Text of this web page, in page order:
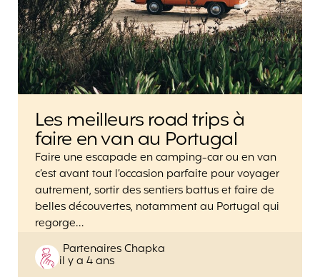
Les meilleurs road trips à
faire en van au Portugal
Faire une escapade en camping-car ou en van
c’est avant tout l’occasion parfaite pour voyager
autrement, sortir des sentiers battus et faire de
belles découvertes, notamment au Portugal qui
regorge…
Posted
by
Partenaires Chapka
il y a 4 ans